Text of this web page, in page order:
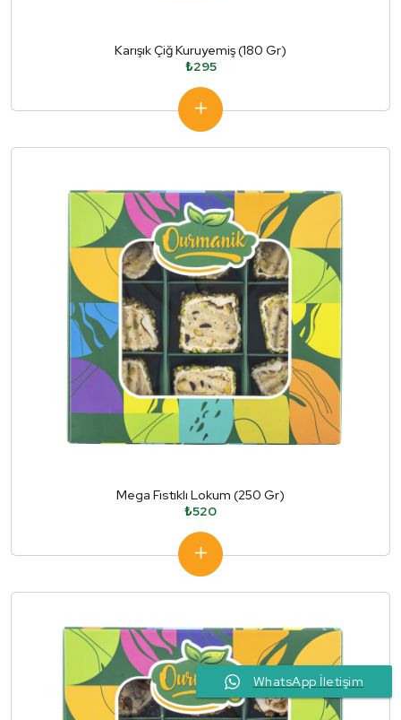
Karışık Çiğ Kuruyemiş (180 Gr)
₺295
Mega Fıstıklı Lokum (250 Gr)
₺520
WhatsApp İletişim